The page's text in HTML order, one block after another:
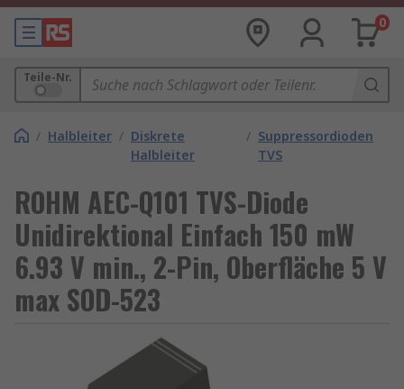
0
Teile-Nr.
/ Halbleiter / Diskrete
Halbleiter
/ Suppressordioden
TVS
ROHM AEC-Q101 TVS-Diode
Unidirektional Einfach 150 mW
6.93 V min., 2-Pin, Oberfläche 5 V
max SOD-523